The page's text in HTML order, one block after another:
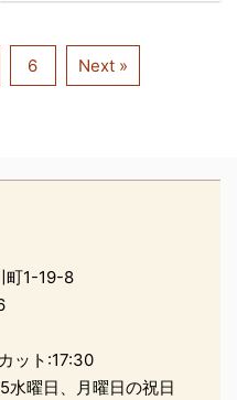
どん(ﾟ∀ﾟ) うまうま― こ
の天ぷらが絶品なので
ト ...
たのですが… まさかまさ
した日もそうでした… い
つも火曜日なんです 私は
混みようが嘘みたいで
チの中はそれなりに人が
いました せっかくなので
6 Next »
町1-19-8
ット:17:30
水曜日、月曜日の祝日